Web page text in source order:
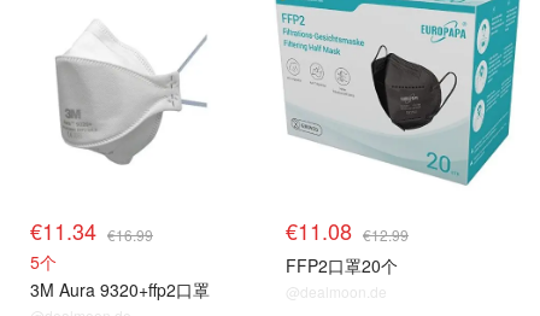
€11.34 €16.99
5个
3M Aura 9320+ffp2口罩
€11.08 €12.99
FFP2口罩20个
@dealmoon.de